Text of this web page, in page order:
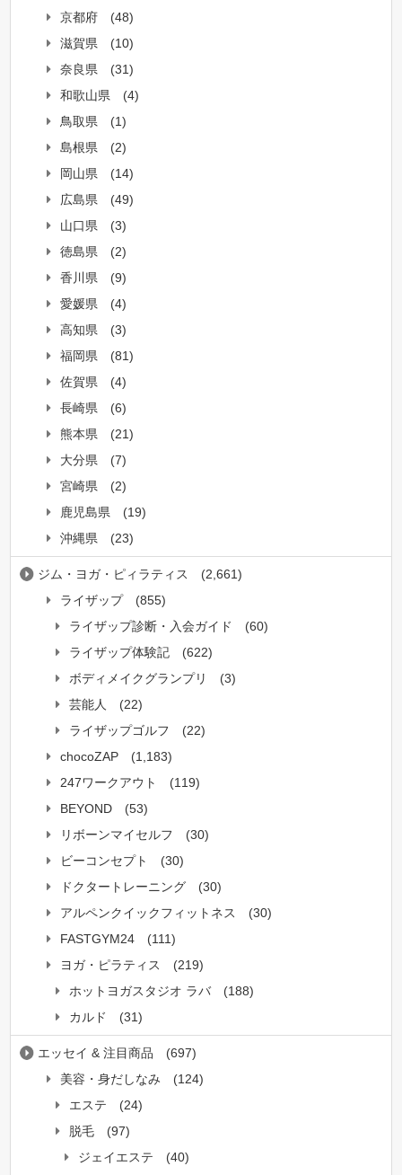
京都府
(48)
滋賀県
(10)
奈良県
(31)
和歌山県
(4)
鳥取県
(1)
島根県
(2)
岡山県
(14)
広島県
(49)
山口県
(3)
徳島県
(2)
香川県
(9)
愛媛県
(4)
高知県
(3)
福岡県
(81)
佐賀県
(4)
長崎県
(6)
熊本県
(21)
大分県
(7)
宮崎県
(2)
鹿児島県
(19)
沖縄県
(23)
ジム・ヨガ・ピィラティス
(2,661)
ライザップ
(855)
ライザップ診断・入会ガイド
(60)
ライザップ体験記
(622)
ボディメイクグランプリ
(3)
芸能人
(22)
ライザップゴルフ
(22)
chocoZAP
(1,183)
247ワークアウト
(119)
BEYOND
(53)
リボーンマイセルフ
(30)
ビーコンセプト
(30)
ドクタートレーニング
(30)
アルペンクイックフィットネス
(30)
FASTGYM24
(111)
ヨガ・ピラティス
(219)
ホットヨガスタジオ ラバ
(188)
カルド
(31)
エッセイ & 注目商品
(697)
美容・身だしなみ
(124)
エステ
(24)
脱毛
(97)
ジェイエステ
(40)